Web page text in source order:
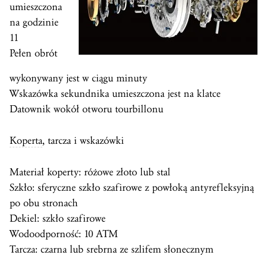
umieszczona
na godzinie
11
Pełen obrót
wykonywany jest w ciągu minuty
Wskazówka sekundnika umieszczona jest na klatce
Datownik wokół otworu tourbillonu
Koperta, tarcza i wskazówki
Materiał koperty: różowe złoto lub stal
Szkło: sferyczne szkło szafirowe z powłoką antyrefleksyjną
po obu stronach
Dekiel: szkło szafirowe
Wodoodporność: 10 ATM
Tarcza: czarna lub srebrna ze szlifem słonecznym